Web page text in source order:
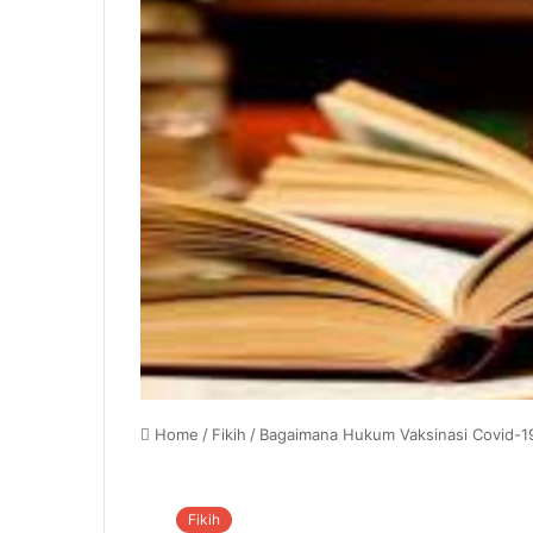
Home / Fikih / Bagaimana Hukum Vaksinasi Covid-
Fikih